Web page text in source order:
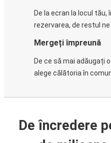
De la ecran la locul
rezervarea, de restul ne
Mergeți împreună
De ce să mai adăugați
alege călătoria în
De încredere